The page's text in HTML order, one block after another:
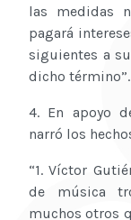
las medidas
pagará
siguientes a
dicho término”.
4. En apoyo
narró los
“1. Víctor
de música
muchos otros